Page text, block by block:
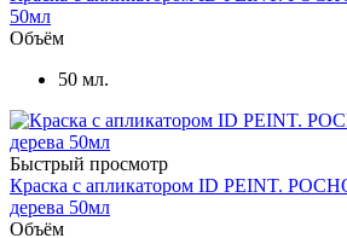
50мл
Объём
50 мл.
Быстрый просмотр
Краска с апликатором ID PEINT.
дерева 50мл
Объём